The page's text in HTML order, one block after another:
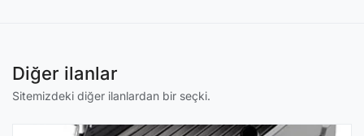
Diğer ilanlar
Sitemizdeki diğer ilanlardan bir seçki.